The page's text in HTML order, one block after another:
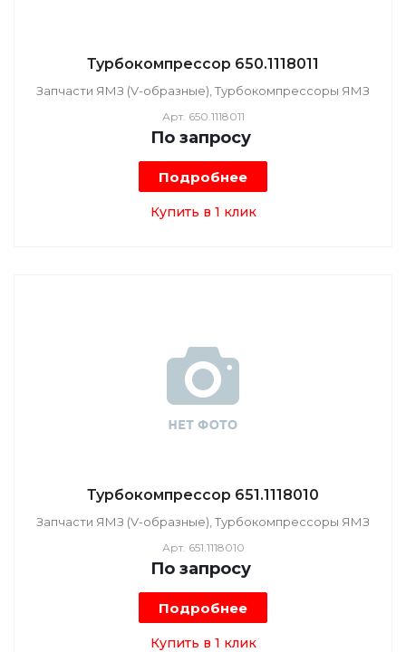
Турбокомпрессор 650.1118011
Запчасти ЯМЗ (V-образные), Турбокомпрессоры ЯМЗ
Арт. 650.1118011
По запросу
Подробнее
Купить в 1 клик
Турбокомпрессор 651.1118010
Запчасти ЯМЗ (V-образные), Турбокомпрессоры ЯМЗ
Арт. 651.1118010
По запросу
Подробнее
Купить в 1 клик